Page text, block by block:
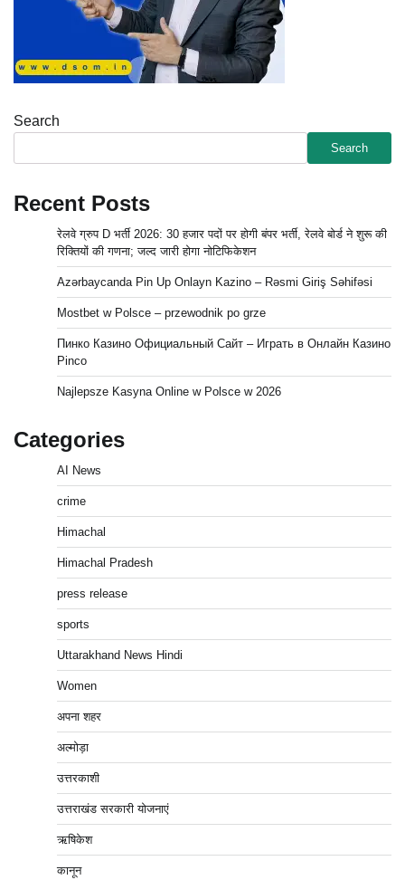
Search
Search
Recent Posts
रेलवे ग्रुप D भर्ती 2026: 30 हजार पदों पर होगी बंपर भर्ती, रेलवे बोर्ड ने शुरू की
रिक्तियों की गणना; जल्द जारी होगा नोटिफिकेशन
Azərbaycanda Pin Up Onlayn Kazino – Rəsmi Giriş Səhifəsi
Mostbet w Polsce – przewodnik po grze
Пинко Казино Официальный Сайт – Играть в Онлайн Казино
Pinco
Najlepsze Kasyna Online w Polsce w 2026
Categories
AI News
crime
Himachal
Himachal Pradesh
press release
sports
Uttarakhand News Hindi
Women
अपना शहर
अल्मोड़ा
उत्तरकाशी
उत्तराखंड सरकारी योजनाएं
ऋषिकेश
कानून